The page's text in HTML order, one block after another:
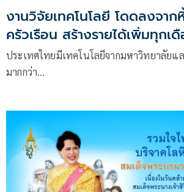
งานวิจัยเทคโนโลยี โดดลงจา
ครัวเรือน สร้างรายได้เพิ่มทุกเ
ประเทศไทยมีเทคโนโลยีจากมหาวิทยาลัยแ
มากกว่า…